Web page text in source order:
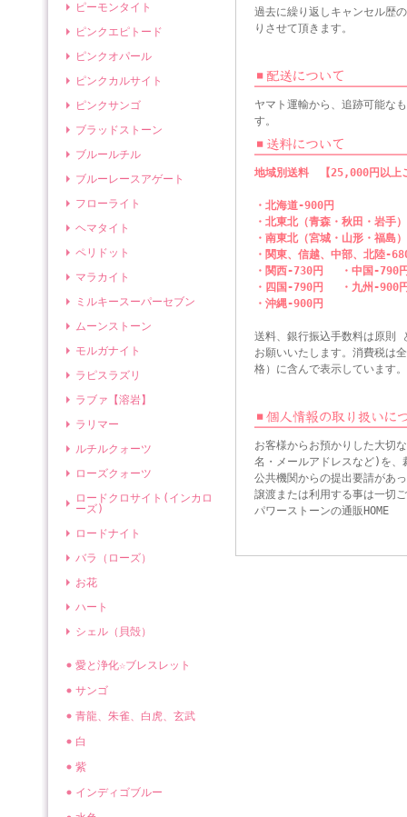
ピーモンタイト
ピンクエピトード
ピンクオパール
ピンクカルサイト
ピンクサンゴ
ブラッドストーン
ブルールチル
ブルーレースアゲート
フローライト
ヘマタイト
ペリドット
マラカイト
ミルキースーパーセブン
ムーンストーン
モルガナイト
ラピスラズリ
ラブァ【溶岩】
ラリマー
ルチルクォーツ
ローズクォーツ
ロードクロサイト(インカロ
ーズ)
ロードナイト
バラ（ローズ）
お花
ハート
シェル（貝殻）
愛と浄化☆ブレスレット
サンゴ
青龍、朱雀、白虎、玄武
白
紫
インディゴブルー
過去に繰り返しキャンセル歴
りさせて頂きます。
ヤマト運輸から、追跡可能な
す。
地域別送料 【25,000円以上
・北海道-900円
・北東北（青森・秋田・岩手
・南東北（宮城・山形・福島
・関東、信越、中部、北陸-
・関西-730円 ・中国-790
・四国-790円 ・九州-900
・沖縄-900円
送料、銀行振込手数料は原則
お願いいたします。消費税は
格）に含んで表示しています。
お客様からお預かりした大切
名・メールアドレスなど)を、
公共機関からの提出要請があ
譲渡または利用する事は一切
パワーストーンの通販HOME